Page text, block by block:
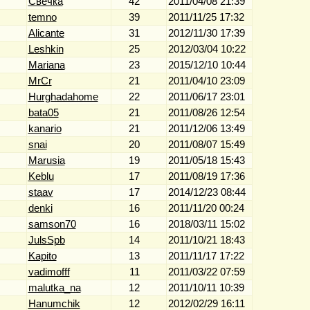
temno 39
2011/11/25 17:32
Alicante 31
2012/11/30 17:39
Leshkin 25
2012/03/04 10:22
Mariana 23
2015/12/10 10:44
MrCr 21
2011/04/10 23:09
Hurghadahome 22
2011/06/17 23:01
bata05 21
2011/08/26 12:54
kanario 21
2011/12/06 13:49
snai 20
2011/08/07 15:49
Marusia 19
2011/05/18 15:43
Keblu 17
2011/08/19 17:36
staav 17
2014/12/23 08:44
denki 16
2011/11/20 00:24
samson70 16
2018/03/11 15:02
JulsSpb 14
2011/10/21 18:43
Kapito 13
2011/11/17 17:22
vadimofff 11
2011/03/22 07:59
malutka_na 12
2011/10/11 10:39
Hanumchik 12 2012/02/29 16:11